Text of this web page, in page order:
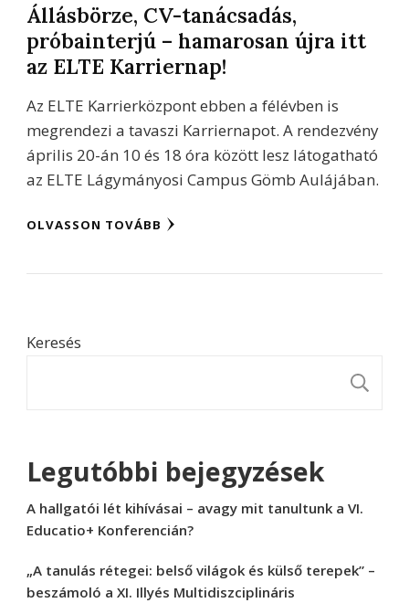
Állásbörze, CV-tanácsadás,
próbainterjú – hamarosan újra itt
az ELTE Karriernap!
Az ELTE Karrierközpont ebben a félévben is
megrendezi a tavaszi Karriernapot. A rendezvény
április 20-án 10 és 18 óra között lesz látogatható
az ELTE Lágymányosi Campus Gömb Aulájában.
OLVASSON TOVÁBB
Keresés
Legutóbbi bejegyzések
A hallgatói lét kihívásai – avagy mit tanultunk a VI.
Educatio+ Konferencián?
„A tanulás rétegei: belső világok és külső terepek” –
beszámoló a XI. Illyés Multidiszciplináris